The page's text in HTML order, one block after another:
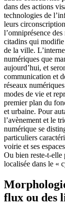
dans des actions
technologies de
leurs
l’omniprésence
citadins qui modifie
de la ville.
numériques que
aujourd’hui, et
communication et
réseaux
modes de vie et
premier plan du
et urbaine. Pour
l’avènement et le
numérique se
particuliers
voirie et ses
Ou bien reste-t-
localisée dans le «
flux ou des